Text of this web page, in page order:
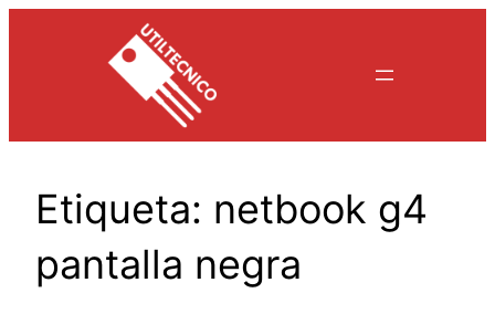
Etiqueta: netbook g4
pantalla negra